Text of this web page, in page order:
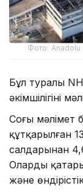
Фото: Anadolu
Бұл туралы
әкімшілігінің
Соңғы мәлімет
құтқарылған
салдарынан
Олардың
және